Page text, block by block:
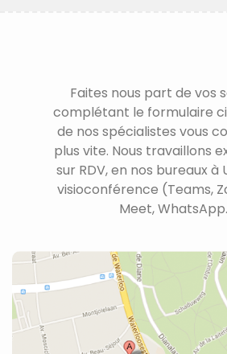
Faites nous part de vos
complétant le formulaire
de nos spécialistes vous
plus vite. Nous travaillons
sur RDV, en nos bureaux à
visioconférence (Teams,
Meet,